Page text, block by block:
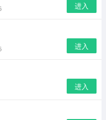
进入
进入
进入